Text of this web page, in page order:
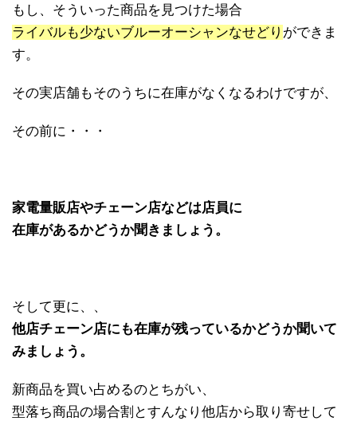
もし、そういった商品を見つけた場合
ライバルも少ないブルーオーシャンなせどり ができま
す。
その実店舗もそのうちに在庫がなくなるわけですが、
その前に・・・
家電量販店やチェーン店などは店員に
在庫があるかどうか聞きましょう。
そして更に、、
他店チェーン店にも在庫が残っているかどうか聞いて
みましょう。
新商品を買い占めるのとちがい、
型落ち商品の場合割とすんなり他店から取り寄せして